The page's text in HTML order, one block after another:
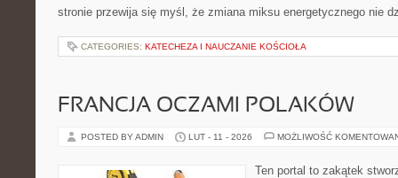
stronie przewija się myśl, że zmiana miksu energetycznego nie
CATEGORIES: KATECHEZA I NAUCZANIE KOŚCIOŁA
FRANCJA OCZAMI POLAKÓW
POSTED BY ADMIN LUT - 11 - 2026 MOŻLIWOŚĆ
Ten portal to zakątek